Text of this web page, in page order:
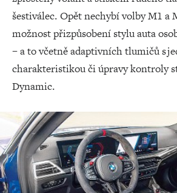
šestiválec. Opět nechybí volby M1 a
možnost přizpůsobení stylu auta
– a to včetně adaptivních tlumičů s
charakteristikou či úpravy kontroly
Dynamic.